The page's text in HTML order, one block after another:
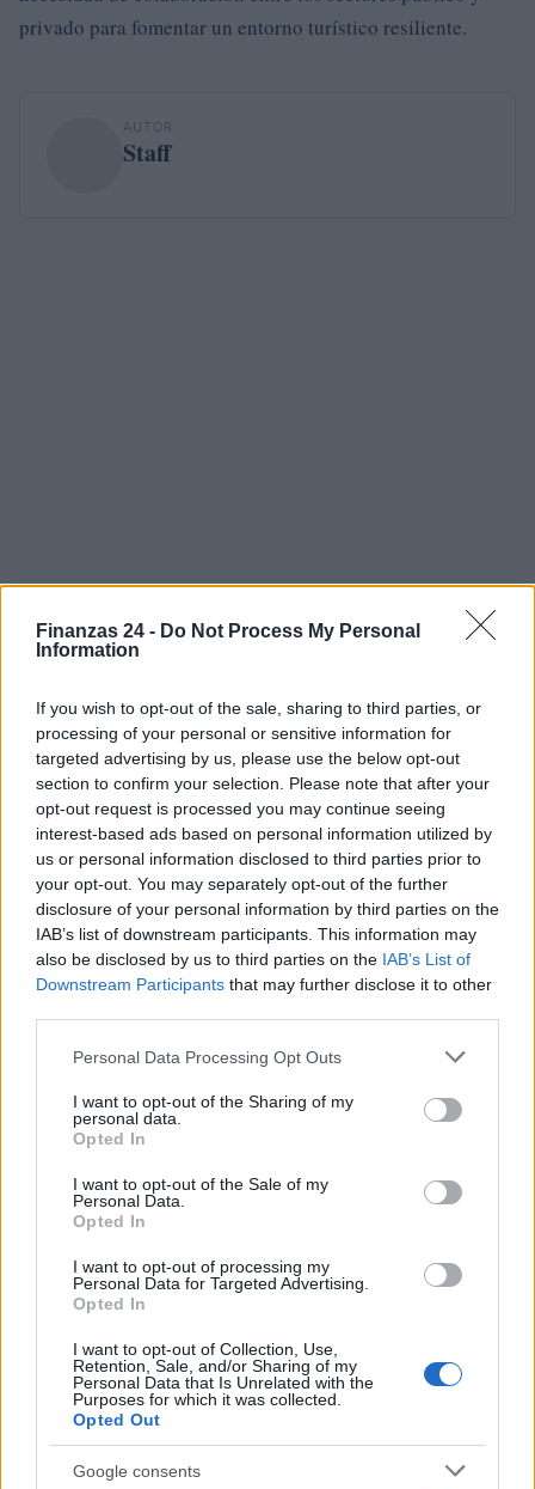
Finanzas 24 - Do Not Process My Personal
Information
If you wish to opt-out of the sale, sharing to third parties, or
processing of your personal or sensitive information for
targeted advertising by us, please use the below opt-out
section to confirm your selection. Please note that after your
opt-out request is processed you may continue seeing
interest-based ads based on personal information utilized by
us or personal information disclosed to third parties prior to
your opt-out. You may separately opt-out of the further
disclosure of your personal information by third parties on the
IAB’s list of downstream participants. This information may
also be disclosed by us to third parties on the IAB’s List of
Downstream Participants that may further disclose it to other
Please note that this website/app uses one or more Google
not limited to your visit or usage behaviour. You may click to
grant or deny consent to Google and its third-party tags to
use your data for below specified purposes in below Google
consent section.
Personal Data Processing Opt Outs
I want to opt-out of the Sharing of my
personal data.
Opted In
I want to opt-out of the Sale of my
Personal Data.
Opted In
I want to opt-out of processing my
Personal Data for Targeted Advertising.
Opted In
I want to opt-out of Collection, Use,
Retention, Sale, and/or Sharing of my
Personal Data that Is Unrelated with the
Purposes for which it was collected.
Opted Out
Google consents
privado para fomentar un entorno turístico resiliente.
AUTOR
Staff
Sigue leyendo
NEWS
Lucía Herrera · 5 Ago 2026
NEWS